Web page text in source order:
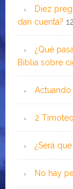
Diez
dan cuenta?
¿Qué
Biblia sobre
Actuando
2
¿Será
No hay